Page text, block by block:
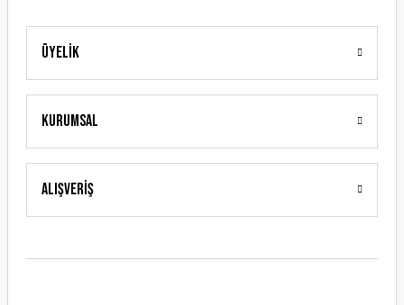
Gönder
Üyelik
Kurumsal
Alışveriş